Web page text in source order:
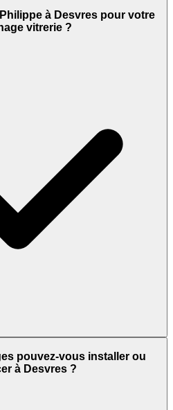
à Desvres pour votre
vitrerie ?
pouvez-vous installer ou
à Desvres ?